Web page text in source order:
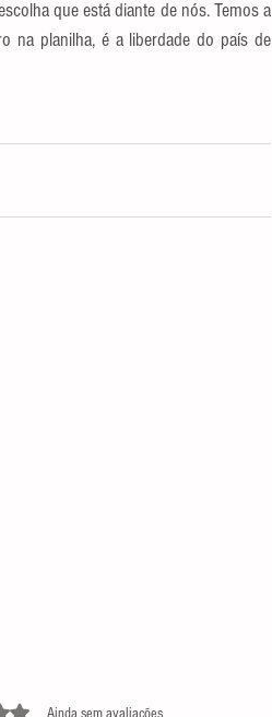
que está diante de nós. Temos a
na planilha, é a liberdade do país de
Ainda sem avaliações